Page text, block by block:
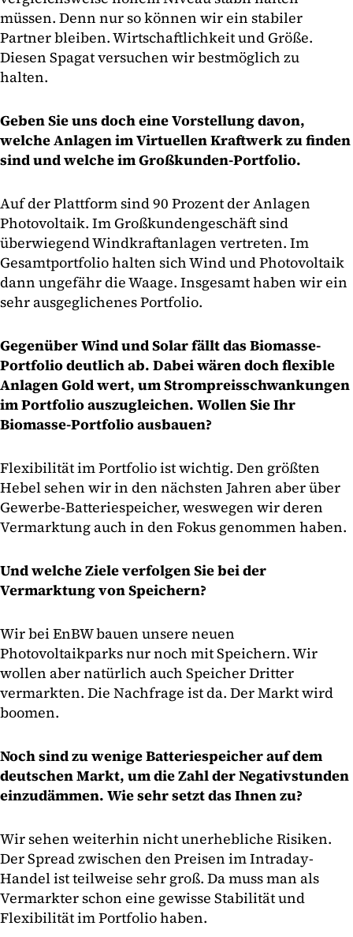
müssen. Denn nur so können wir ein stabiler
Partner bleiben. Wirtschaftlichkeit und Größe.
Diesen Spagat versuchen wir bestmöglich zu
halten.
Geben Sie uns doch eine Vorstellung davon,
welche Anlagen im Virtuellen Kraftwerk zu finden
sind und welche im Großkunden-Portfolio.
Auf der Plattform sind 90 Prozent der Anlagen
Photovoltaik. Im Großkundengeschäft sind
überwiegend Windkraftanlagen vertreten. Im
Gesamtportfolio halten sich Wind und Photovoltaik
dann ungefähr die Waage. Insgesamt haben wir ein
sehr ausgeglichenes Portfolio.
Gegenüber Wind und Solar fällt das Biomasse-
Portfolio deutlich ab. Dabei wären doch flexible
Anlagen Gold wert, um Strompreisschwankungen
im Portfolio auszugleichen. Wollen Sie Ihr
Biomasse-Portfolio ausbauen?
Flexibilität im Portfolio ist wichtig. Den größten
Hebel sehen wir in den nächsten Jahren aber über
Gewerbe-Batteriespeicher, weswegen wir deren
Vermarktung auch in den Fokus genommen haben.
Und welche Ziele verfolgen Sie bei der
Vermarktung von Speichern?
Wir bei EnBW bauen unsere neuen
Photovoltaikparks nur noch mit Speichern. Wir
wollen aber natürlich auch Speicher Dritter
vermarkten. Die Nachfrage ist da. Der Markt wird
boomen.
Noch sind zu wenige Batteriespeicher auf dem
deutschen Markt, um die Zahl der Negativstunden
einzudämmen. Wie sehr setzt das Ihnen zu?
Wir sehen weiterhin nicht unerhebliche Risiken.
Der Spread zwischen den Preisen im Intraday-
Handel ist teilweise sehr groß. Da muss man als
Vermarkter schon eine gewisse Stabilität und
Flexibilität im Portfolio haben.